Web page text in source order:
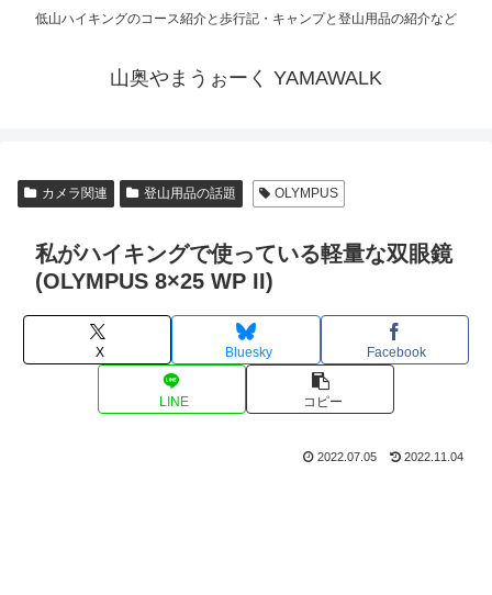
低山ハイキングのコース紹介と歩行記・キャンプと登山用品の紹介など
山奥やまうぉーく YAMAWALK
カメラ関連 登山用品の話題 OLYMPUS
私がハイキングで使っている軽量な双眼鏡
(OLYMPUS 8×25 WP II)
X Bluesky Facebook
LINE コピー
2022.07.05 2022.11.04